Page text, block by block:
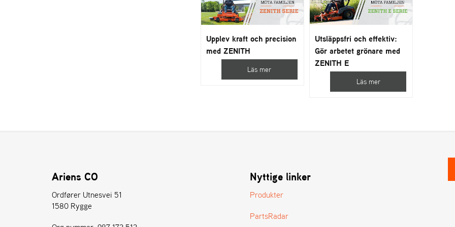
Upplev kraft och precision
med ZENITH
Läs mer
Utsläppsfri och effektiv:
Gör arbetet grönare med
ZENITH E
Läs mer
Ariens CO
Ordfører Utnesvei 51
1580 Rygge
Nyttige linker
Produkter
PartsRadar